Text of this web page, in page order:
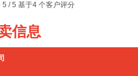
5 / 5 基于4个客户评分
信息